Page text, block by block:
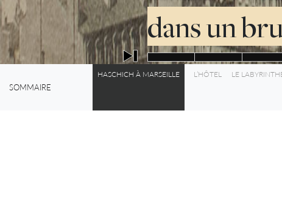
dans un
SOMMAIRE
HASCHICH À MARSEILLE L’HÔTEL LE